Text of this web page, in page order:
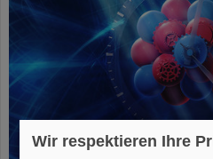
Wir respektieren Ihre